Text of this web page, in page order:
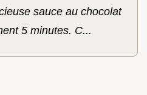
sauce au chocolat
5 minutes. C...